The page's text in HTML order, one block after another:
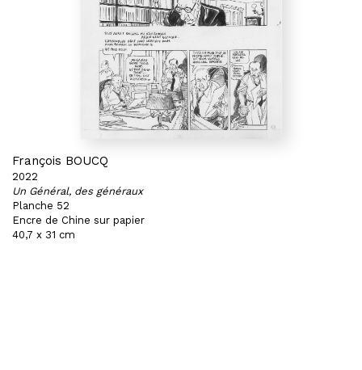
François BOUCQ
2022
Un Général, des généraux
Planche 52
Encre de Chine sur papier
40,7 x 31 cm